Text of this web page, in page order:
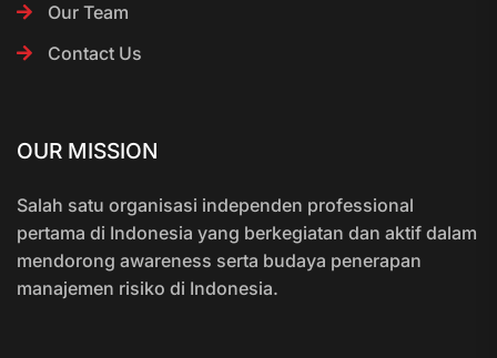
Our Team
Contact Us
OUR MISSION
Salah satu organisasi independen professional
pertama di Indonesia yang berkegiatan dan aktif dalam
mendorong awareness serta budaya penerapan
manajemen risiko di Indonesia.